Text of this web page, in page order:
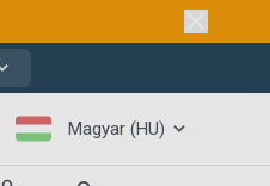
Magyar (HU)